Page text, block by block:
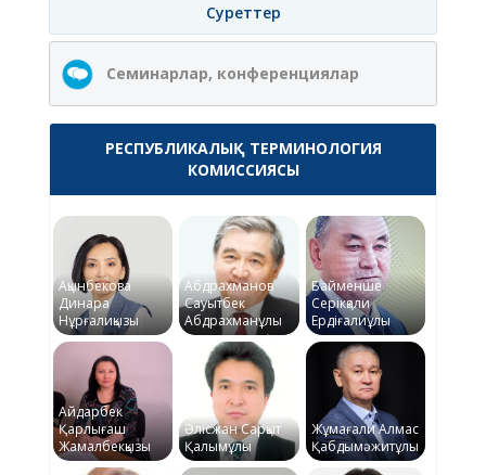
Суреттер
Семинарлар, конференциялар
РЕСПУБЛИКАЛЫҚ ТЕРМИНОЛОГИЯ
КОМИССИЯСЫ
Ақынбекова
Динара
Нұрғалиқызы
Абдрахманов
Сауытбек
Абдрахманұлы
Байменше
Серікқали
Ердіғалиұлы
Айдарбек
Қарлығаш
Жамалбекқызы
Әлісжан Сарқыт
Қалымұлы
Жұмағали Алмас
Қабдымәжитұлы